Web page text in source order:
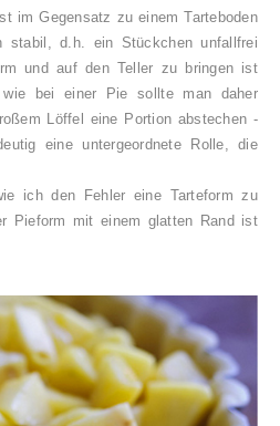
im Gegensatz zu einem Tarteboden
stabil, d.h. ein Stückchen unfallfrei
und auf den Teller zu bringen ist
bei einer Pie sollte man daher
Löffel eine Portion abstechen -
eine untergeordnete Rolle, die
ich den Fehler eine Tarteform zu
Pieform mit einem glatten Rand ist